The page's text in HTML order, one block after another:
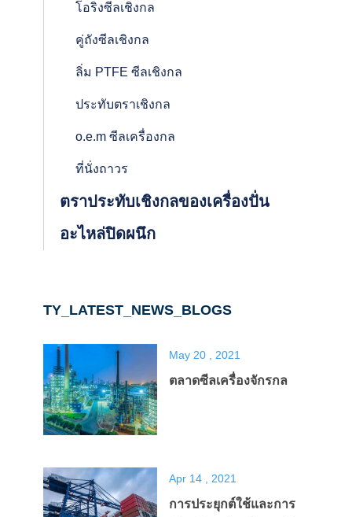
โอริงซีลเชิงกล
คู่ถังซีลเชิงกล
ลิ่ม PTFE ซีลเชิงกล
ประทับตราเชิงกล
o.e.m ซีลเครื่องกล
ที่นั่งถาวร
ตราประทับเชิงกลของเครื่องปั่น
อะไหล่ปิดผนึก
TY_LATEST_NEWS_BLOGS
May 20 , 2021
ตลาดซีลเครื่องจักรกล
Apr 14 , 2021
การประยุกต์ใช้และการ